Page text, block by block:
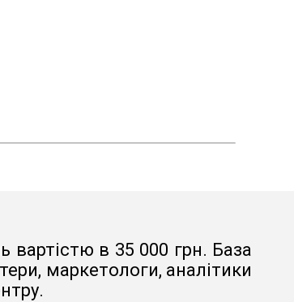
вартістю в 35 000 грн. База
маркетологи, аналітики